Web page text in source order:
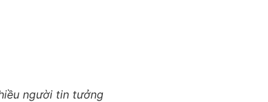
người tin tưởng